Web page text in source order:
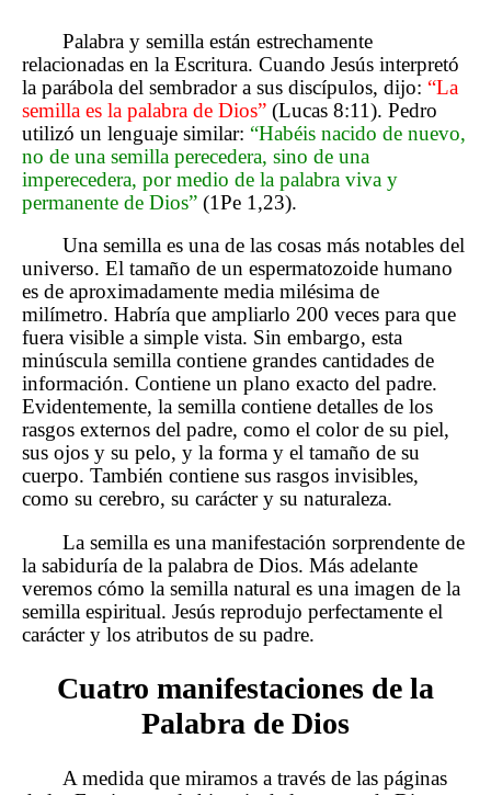
Palabra y semilla están estrechamente
relacionadas en la Escritura. Cuando Jesús interpretó
la parábola del sembrador a sus discípulos, dijo: “La
semilla es la palabra de Dios” (Lucas 8:11). Pedro
utilizó un lenguaje similar: “Habéis nacido de nuevo,
no de una semilla perecedera, sino de una
imperecedera, por medio de la palabra viva y
permanente de Dios” (1Pe 1,23).
Una semilla es una de las cosas más notables del
universo. El tamaño de un espermatozoide humano
es de aproximadamente media milésima de
milímetro. Habría que ampliarlo 200 veces para que
fuera visible a simple vista. Sin embargo, esta
minúscula semilla contiene grandes cantidades de
información. Contiene un plano exacto del padre.
Evidentemente, la semilla contiene detalles de los
rasgos externos del padre, como el color de su piel,
sus ojos y su pelo, y la forma y el tamaño de su
cuerpo. También contiene sus rasgos invisibles,
como su cerebro, su carácter y su naturaleza.
La semilla es una manifestación sorprendente de
la sabiduría de la palabra de Dios. Más adelante
veremos cómo la semilla natural es una imagen de la
semilla espiritual. Jesús reprodujo perfectamente el
carácter y los atributos de su padre.
Cuatro manifestaciones de la
Palabra de Dios
A medida que miramos a través de las páginas